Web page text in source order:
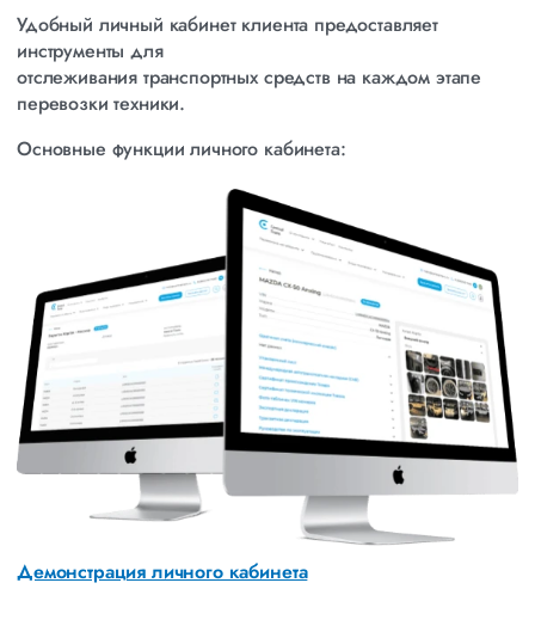
Сдаем технику вашему представителю в целости и
сохранности
Довольный клиент
Удобный личный кабинет клиента предоставляет
инструменты для
отслеживания транспортных средств на каждом этапе
перевозки техники.
Основные функции личного кабинета:
Отслеживание в реальном времени:
Клиенты могут видеть текущее местоположение своих
автомобилей благодаря интеграции с GPS и ГЛОНАСС
системами.
Фотоотчеты.
Эти изображения помогают клиентам убедиться в
целостности и сохранности техники в процессе
транспортировки.
Уведомления и оповещения.
Личный кабинет также включает систему
уведомлений, которая информирует клиентов о
важных событиях, таких как завершение погрузки,
начало маршрута или прибытие на место выгрузки.
Клиенты могут легко просматривать историю своих
заказов.
Демонстрация личного кабинета